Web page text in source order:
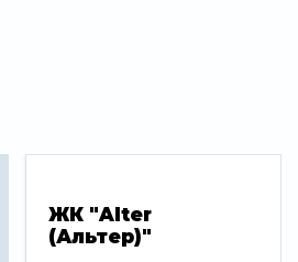
ЖК "Alter
(Альтер)"